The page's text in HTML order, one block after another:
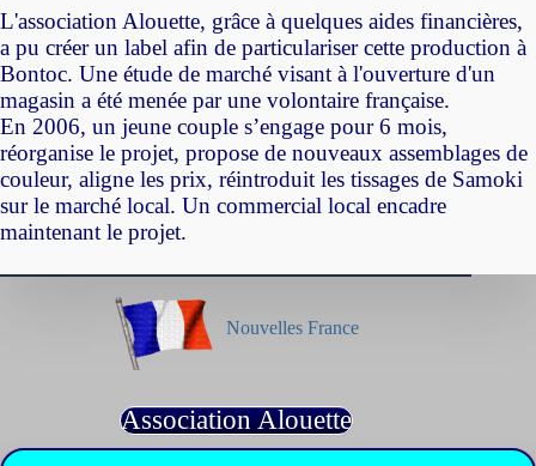
L'association Alouette, grâce à quelques aides financières,
a pu créer un label afin de particulariser cette production à
Bontoc. Une étude de marché visant à l'ouverture d'un
magasin a été menée par une volontaire française.
En 2006, un jeune couple s’engage pour 6 mois,
réorganise le projet, propose de nouveaux assemblages de
couleur, aligne les prix, réintroduit les tissages de Samoki
sur le marché local. Un commercial local encadre
maintenant le projet.
Nouvelles France
Association Alouette